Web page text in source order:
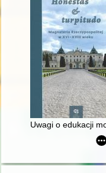
Uwagi o edukacji